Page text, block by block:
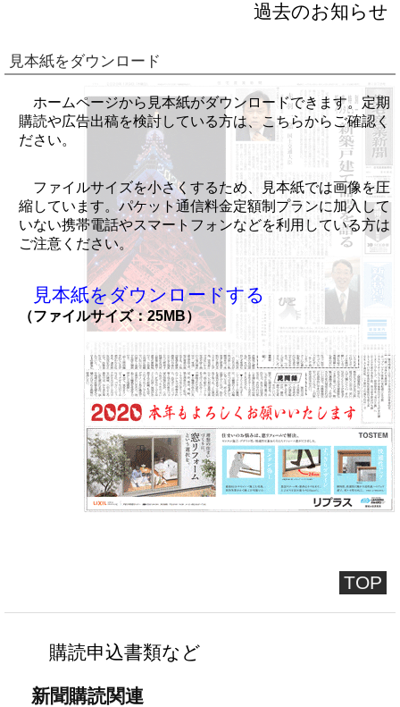
過去のお知らせ
見本紙をダウンロード
ホームページから見本紙がダウンロードできます。定期
購読や広告出稿を検討している方は、こちらからご確認く
ださい。
ファイルサイズを小さくするため、見本紙では画像を圧
縮しています。パケット通信料金定額制プランに加入して
いない携帯電話やスマートフォンなどを利用している方は
ご注意ください。
見本紙をダウンロードする
（ファイルサイズ：25MB）
TOP
購読申込書類など
新聞購読関連